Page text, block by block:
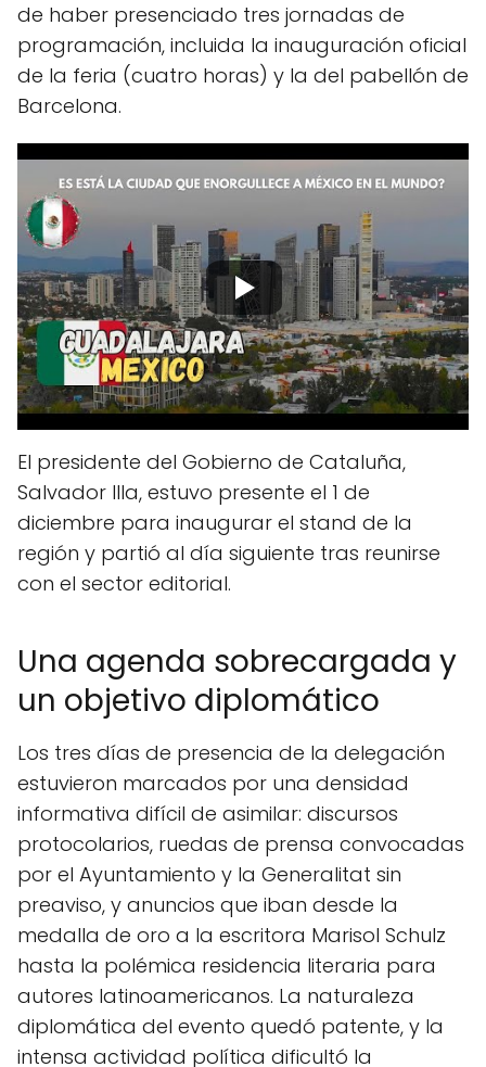
de haber presenciado tres jornadas de
programación, incluida la inauguración oficial
de la feria (cuatro horas) y la del pabellón de
Barcelona.
El presidente del Gobierno de Cataluña,
Salvador Illa, estuvo presente el 1 de
diciembre para inaugurar el stand de la
región y partió al día siguiente tras reunirse
con el sector editorial.
Una agenda sobrecargada y
un objetivo diplomático
Los tres días de presencia de la delegación
estuvieron marcados por una densidad
informativa difícil de asimilar: discursos
protocolarios, ruedas de prensa convocadas
por el Ayuntamiento y la Generalitat sin
preaviso, y anuncios que iban desde la
medalla de oro a la escritora Marisol Schulz
hasta la polémica residencia literaria para
autores latinoamericanos. La naturaleza
diplomática del evento quedó patente, y la
intensa actividad política dificultó la